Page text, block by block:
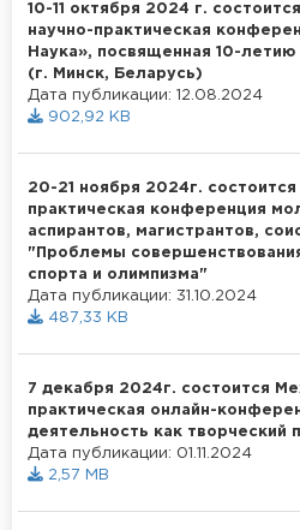
10-11 октября 2024 г.
научно-практическая
Наука», посвященная 10-
(г. Минск, Беларусь)
Дата публикации: 12.08.2024
902,92 KB
20-21 ноября 2024г.
практическая конференция
аспирантов, магистрантов,
"Проблемы
спорта и олимпизма"
Дата публикации: 31.10.2024
487,33 KB
7 декабря 2024г. состоится
практическая онлайн-
деятельность как творческий
Дата публикации: 01.11.2024
2,57 MB